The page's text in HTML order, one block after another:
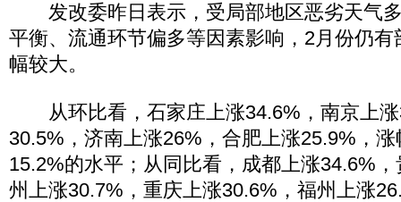
发改委昨日表示，受局部地区恶劣天气
平衡、流通环节偏多等因素影响，2月份仍
幅较大。
从环比看，石家庄上涨34.6%，南京上涨
30.5%，济南上涨26%，合肥上涨25.9%，
15.2%的水平；从同比看，成都上涨34.6%
州上涨30.7%，重庆上涨30.6%，福州上涨